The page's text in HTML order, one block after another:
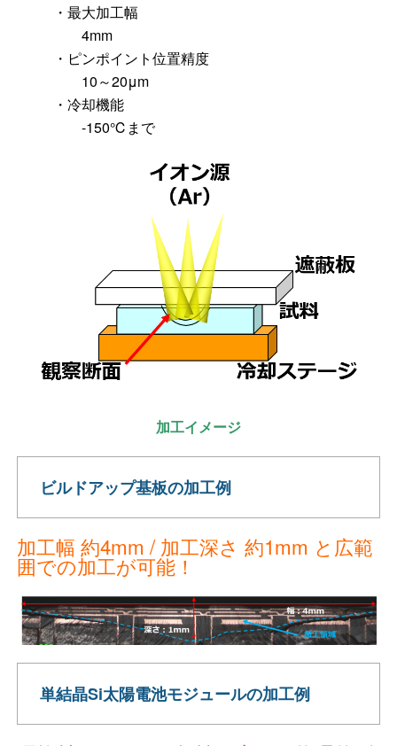
・最大加工幅
4mm
・ピンポイント位置精度
10～20μm
・冷却機能
-150℃まで
加工イメージ
ビルドアップ基板の加工例
加工幅 約4mm / 加工深さ 約1mm と広範
囲での加工が可能！
単結晶Si太陽電池モジュールの加工例